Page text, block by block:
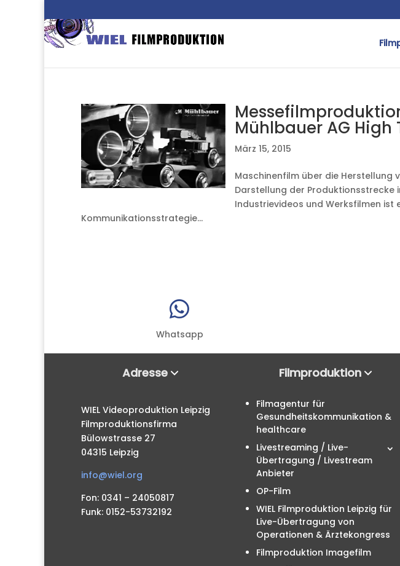
Mühlbauer AG
März 15, 2015
Maschinenfilm über die Herstellung
Darstellung der Produktionsstrecke
Industrievideos und Werksfilmen
Kommunikationsstrategie...

Whatsapp
Adresse
WIEL Videoproduktion Leipzig
Filmproduktionsfirma
Bülowstrasse 27
04315 Leipzig
info@wiel.org
Fon: 0341 – 24050817
Funk: 0152-53732192
Filmproduktion
Filmagentur für
Gesundheitskommunikation &
healthcare
Livestreaming / Live-
Übertragung / Livestream
Anbieter
OP-Film
WIEL Filmproduktion Leipzig für
Live-Übertragung von
Operationen & Ärztekongress
Filmproduktion Imagefilm